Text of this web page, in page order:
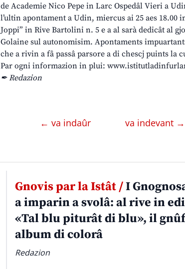
de Academie Nico Pepe in Larc Ospedâl Vieri a
l’ultin apontament a Udin, miercus ai 25 aes 18.00
Joppi” in Rive Bartolini n. 5 e a al sarà dedicât al
Golaine sul autonomisim. Apontaments
che a rivin a fâ passâ parsore a di chescj puints la
Par ogni informazion in plui:
✒ Redazion
← va indaûr va indevant →
Gnovis par la Istât /I
a imparin a svolâ: al rive in
«Tal blu piturât di blu», il gnûf
album di colorâ
Redazion